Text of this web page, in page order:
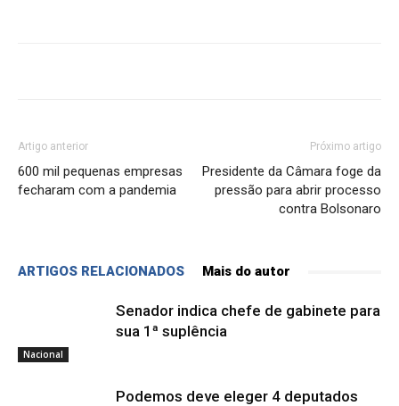
Artigo anterior
600 mil pequenas empresas
fecharam com a pandemia
Próximo artigo
Presidente da Câmara foge da
pressão para abrir processo
contra Bolsonaro
ARTIGOS RELACIONADOS Mais do autor
Nacional
Senador indica chefe de gabinete para
sua 1ª suplência
Podemos deve eleger 4 deputados